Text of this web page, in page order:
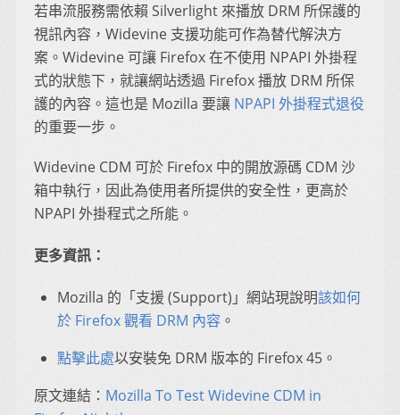
若串流服務需依賴 Silverlight 來播放 DRM 所保護的
視訊內容，Widevine 支援功能可作為替代解決方
案。Widevine 可讓 Firefox 在不使用 NPAPI 外掛程
式的狀態下，就讓網站透過 Firefox 播放 DRM 所保
護的內容。這也是 Mozilla 要讓 NPAPI 外掛程式退役
的重要一步。
Widevine CDM 可於 Firefox 中的開放源碼 CDM 沙
箱中執行，因此為使用者所提供的安全性，更高於
NPAPI 外掛程式之所能。
更多資訊：
Mozilla 的「支援 (Support)」網站現說明該如何
於 Firefox 觀看 DRM 內容。
點擊此處以安裝免 DRM 版本的 Firefox 45。
原文連結： Mozilla To Test Widevine CDM in